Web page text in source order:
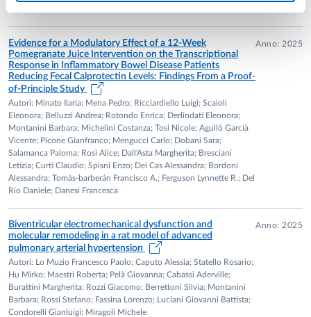
Post-doctoral fellow
INRA-Nancy
Nancy-Université (Francia)
Genomica dei funghi simbiotici (Laccaria bicolor); Genomica
del pioppo; Tecnologie e reagenti molecolari per l’analisi
genomico-funzionale del tartufo nero pregiato Tuber
melanosporum.
2004-2005
Contratto di insegnamento
Cours de Génétique moléculaire, travaux pratiques (Corso
applicato di Genetica Molecolare), Faculté des Sciences et
Techniques, Nancy-Université, France
2003
Contratto di ricerca Pierre-Marie Curie Host Fellowship
Institut National de la Recherche Agronomique (INRA) di
Champenoux-Nancy (Francia)
Evidence for a Modulatory Effect of a 12‐Week
Pomegranate Juice Intervention on the Transcriptional
Response in Inflammatory Bowel Disease Patients
Reducing Fecal Calprotectin Levels: Findings From a Proof‐
of‐Principle Study
Autori: Minato Ilaria; Mena Pedro; Ricciardiello Luigi; Scaioli
Eleonora; Belluzzi Andrea; Rotondo Enrica; Derlindati Eleonora;
Montanini Barbara; Michelini Costanza; Tosi Nicole; Agullò Garcià
Vicente; Picone Gianfranco; Mengucci Carlo; Dobani Sara;
Salamanca Paloma; Rosi Alice; Dall'Asta Margherita; Bresciani
Letizia; Curti Claudio; Spisni Enzo; Dei Cas Alessandra; Bordoni
Alessandra; Tomás‐barberán Francisco A.; Ferguson Lynnette R.; Del
Rio Daniele; Danesi Francesca
Anno: 2025
Biventricular electromechanical dysfunction and
molecular remodeling in a rat model of advanced
pulmonary arterial hypertension
Autori: Lo Muzio Francesco Paolo; Caputo Alessia; Statello Rosario;
Hu Mirko; Maestri Roberta; Pelà Giovanna; Cabassi Aderville;
Burattini Margherita; Rozzi Giacomo; Berrettoni Silvia; Montanini
Barbara; Rossi Stefano; Fassina Lorenzo; Luciani Giovanni Battista;
Condorelli Gianluigi; Miragoli Michele
Anno: 2025